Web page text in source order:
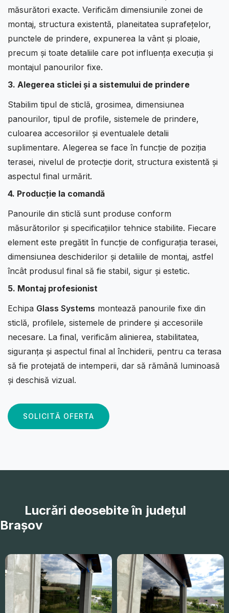
măsurători exacte. Verificăm dimensiunile zonei de
montaj, structura existentă, planeitatea suprafețelor,
punctele de prindere, expunerea la vânt și ploaie,
precum și toate detaliile care pot influența execuția și
montajul panourilor fixe.
3. Alegerea sticlei și a sistemului de prindere
Stabilim tipul de sticlă, grosimea, dimensiunea
panourilor, tipul de profile, sistemele de prindere,
culoarea accesoriilor și eventualele detalii
suplimentare. Alegerea se face în funcție de poziția
terasei, nivelul de protecție dorit, structura existentă și
aspectul final urmărit.
4. Producție la comandă
Panourile din sticlă sunt produse conform
măsurătorilor și specificațiilor tehnice stabilite. Fiecare
element este pregătit în funcție de configurația terasei,
dimensiunea deschiderilor și detaliile de montaj, astfel
încât produsul final să fie stabil, sigur și estetic.
5. Montaj profesionist
Echipa Glass Systems montează panourile fixe din
sticlă, profilele, sistemele de prindere și accesoriile
necesare. La final, verificăm alinierea, stabilitatea,
siguranța și aspectul final al închiderii, pentru ca terasa
să fie protejată de intemperii, dar să rămână luminoasă
și deschisă vizual.
SOLICITĂ OFERTA
Lucrări deosebite în județul
Brașov